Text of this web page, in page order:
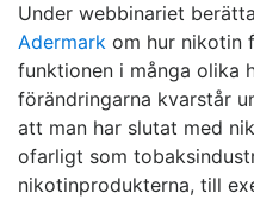
Under webbinariet
Adermark om hur nikotin
funktionen i många olika
förändringarna kvarstår
att man har slutat med
ofarligt som
nikotinprodukterna, till